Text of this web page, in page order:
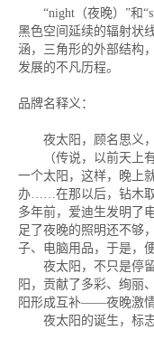
“night（夜晚）”和
黑色空间延续的辐射状
涵，三角形的外部结构
发展的不凡历程。
品牌名释义：
夜太阳，顾名思义，
（传说，以前天上有
一个太阳，这样，晚上
办……在那以后，钻木取
多年前，爱迪生发明了
足了夜晚的照明还不够
子、电脑用品，于是，
夜太阳，不只是停留
阳，贡献了多彩、绚丽
阳形成互补——夜晚激情
夜太阳的诞生，标志